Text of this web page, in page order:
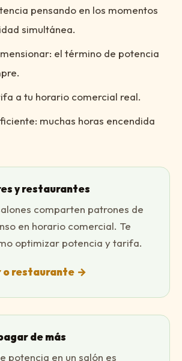
pensando en los momentos
simultánea.
el término de potencia
a tu horario comercial real.
muchas horas encendida
y restaurantes
comparten patrones de
en horario comercial. Te
optimizar potencia y tarifa.
o restaurante →
de más
potencia en un salón es